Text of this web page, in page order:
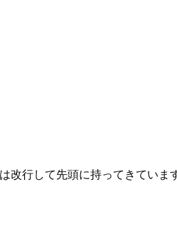
は改行して先頭に持ってきていま